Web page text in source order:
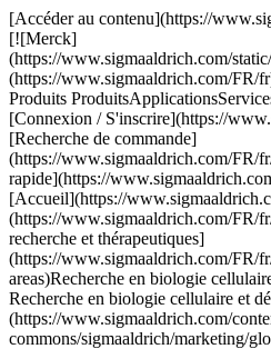
[Accéder au contenu](https://
[![Merck]
(https://www.sigmaaldrich.com/
(https://www.sigmaaldrich.com/FR/
Produits
[Connexion / S'inscrire](https://
[Recherche de commande]
(https://www.sigmaaldrich.com/FR/
rapide](https://
[Accueil](https://
(https://www.sigmaaldrich.com/FR/
recherche et thérapeutiques]
(https://www.sigmaaldrich.com/FR/
areas)Recherche en biologie
Recherche en biologie cellulaire et
(https://www.sigmaaldrich.com/
commons/sigmaaldrich/marketing/